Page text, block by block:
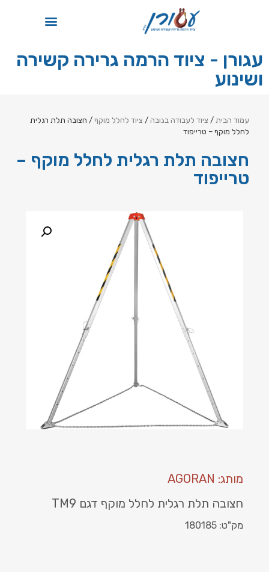
עגורן - ציוד הרמה גרירה קשירה
ושינוע
עמוד הבית / ציוד לעבודה בגובה / ציוד לחלל מוקף / חצובה תלת רגלית
לחלל מוקף – טרייפוד
חצובה תלת רגלית לחלל מוקף –
טרייפוד
מותג: AGORAN
חצובה תלת רגלית לחלל מוקף דגם TM9
מק"ט: 180185